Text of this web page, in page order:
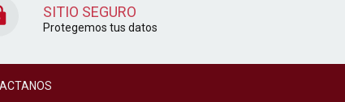
SITIO SEGURO
Protegemos tus datos